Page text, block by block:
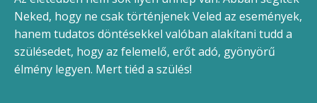
Neked, hogy ne csak történjenek Veled az események,
hanem tudatos döntésekkel valóban alakítani tudd a
szülésedet, hogy az felemelő, erőt adó, gyönyörű
élmény legyen. Mert tiéd a szülés!